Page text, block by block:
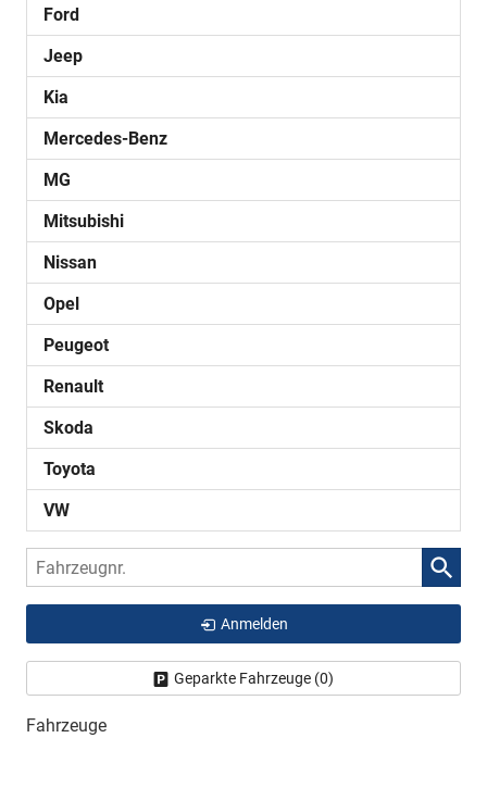
Ford
Jeep
Kia
Mercedes-Benz
MG
Mitsubishi
Nissan
Opel
Peugeot
Renault
Skoda
Toyota
VW
Fahrzeugnr.
Anmelden
Geparkte Fahrzeuge (0)
Fahrzeuge